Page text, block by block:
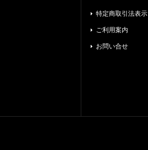
特定商取引法表示
ご利用案内
お問い合せ